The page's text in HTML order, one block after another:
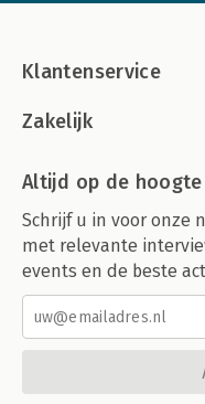
Klantenservice
Zakelijk
Altijd op de hoogte
Schrijf u in voor onze
met relevante
events en de beste